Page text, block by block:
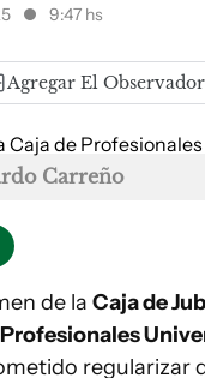
9:47 hs
Agregar El
Carreño
de la Caja de
regularizar